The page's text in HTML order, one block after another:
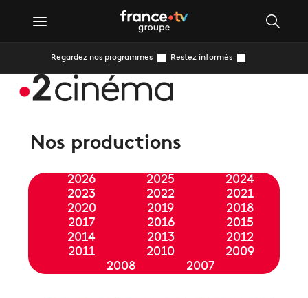
Regardez nos programmes Restez informés
Nos productions
2026 2025
2024
2023
2022
2021
2020
2019
2018
2017
2016
2015
2014
2013
2012
2011
2010
2009
2008
2007